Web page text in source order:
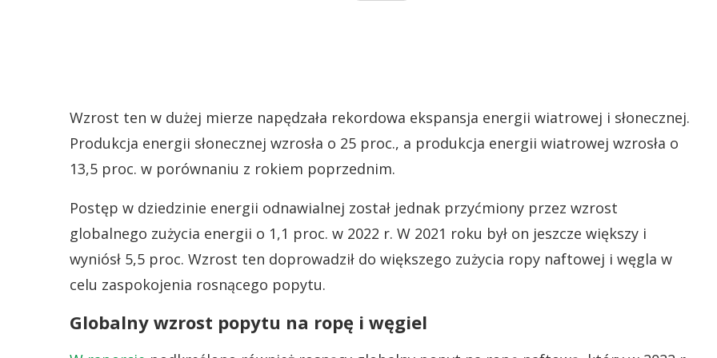
Wzrost ten w dużej mierze napędzała rekordowa ekspansja energii wiatrowej i słonecznej.
Produkcja energii słonecznej wzrosła o 25 proc., a produkcja energii wiatrowej wzrosła o
13,5 proc. w porównaniu z rokiem poprzednim.
Postęp w dziedzinie energii odnawialnej został jednak przyćmiony przez wzrost
globalnego zużycia energii o 1,1 proc. w 2022 r. W 2021 roku był on jeszcze większy i
wyniósł 5,5 proc. Wzrost ten doprowadził do większego zużycia ropy naftowej i węgla w
celu zaspokojenia rosnącego popytu.
Globalny wzrost popytu na ropę i węgiel